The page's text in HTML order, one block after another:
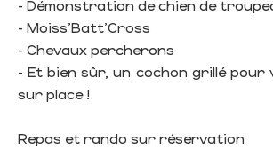
- Démonstration de chien de
- Moiss’Batt’Cross
- Chevaux percherons
- Et bien sûr, un cochon grillé
sur place !
Repas et rando sur réservation